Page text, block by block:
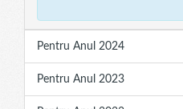
Pentru Anul 2024
Pentru Anul 2023